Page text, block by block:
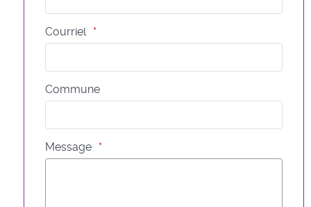
Courriel
Commune
Message